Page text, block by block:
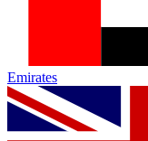
Emirates